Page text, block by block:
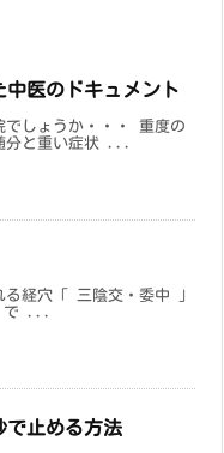
医のドキュメント
でしょうか・・・ 重度の
分と重い症状 ...
経穴「 三陰交・委中 」
で ...
で止める方法